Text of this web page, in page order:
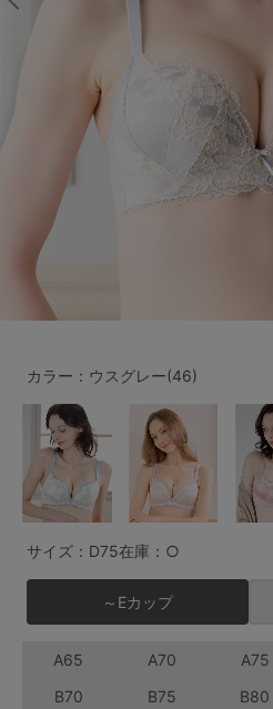
サイズからブラを探す
A70 A75
B65 B75 B80
C65
D65
E65 E70 E80
F65 F70 F75
G65 G75
H70 H75
SS M
L LL
S-CD
M-AB M-EF
すべてのサイズ
～999円
2,000～2,999円
4,000円～
セールアイテムから探す
カラー：ウスグレー(46)
サイズ：D75在庫：○
～Eカップ
A65 A70 A75
B70
B75 B80